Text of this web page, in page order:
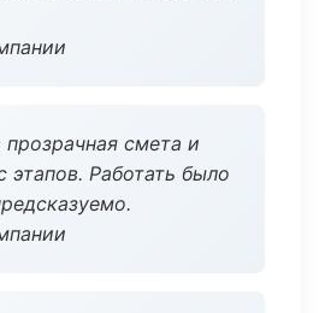
смета и
этапов. Работать было